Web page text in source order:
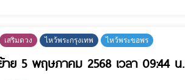
เสริมดวง ไหว้พระกรุงเทพ ไหว้พระขอพร
าย 5 พฤษภาคม 2568 เวลา 09:44 น.